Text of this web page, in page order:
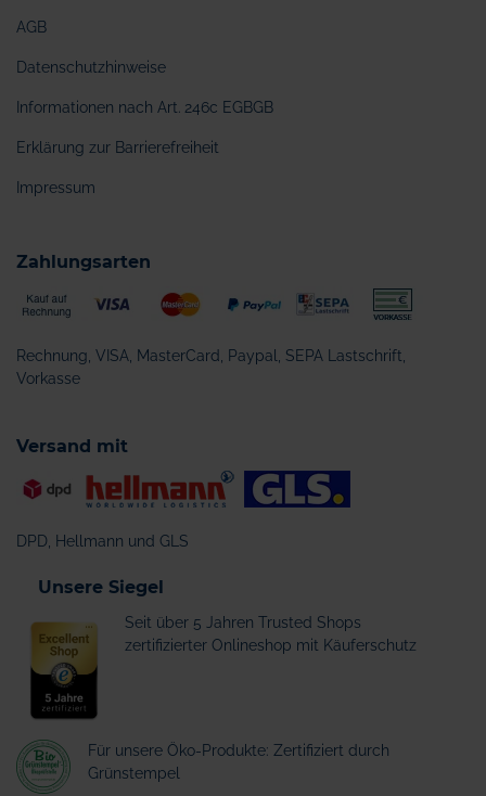
AGB
Datenschutzhinweise
Informationen nach Art. 246c EGBGB
Erklärung zur Barrierefreiheit
Impressum
Zahlungsarten
Rechnung, VISA, MasterCard, Paypal, SEPA Lastschrift,
Vorkasse
Versand mit
DPD, Hellmann und GLS
Unsere Siegel
Seit über 5 Jahren Trusted Shops
zertifizierter Onlineshop mit Käuferschutz
Für unsere Öko-Produkte: Zertifiziert durch
Grünstempel